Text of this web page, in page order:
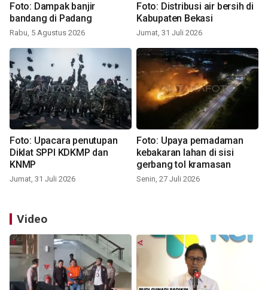
Foto: Dampak banjir
bandang di Padang
Rabu, 5 Agustus 2026
Foto: Distribusi air bersih di
Kabupaten Bekasi
Jumat, 31 Juli 2026
Foto: Upacara penutupan
Diklat SPPI KDKMP dan
KNMP
Jumat, 31 Juli 2026
Foto: Upaya pemadaman
kebakaran lahan di sisi
gerbang tol kramasan
Senin, 27 Juli 2026
Video